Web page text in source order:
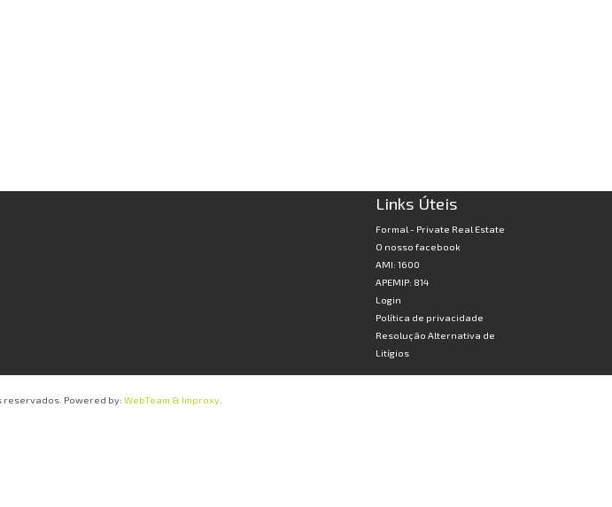
Links Úteis
Formal - Private Real Estate
O nosso facebook
AMI: 1600
APEMIP: 814
Login
Política de privacidade
Resolução Alternativa de
Litígios
reservados. Powered by: WebTeam & Improxy.